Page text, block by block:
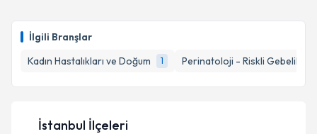
İlgili Branşlar
Kadın Hastalıkları ve Doğum
1 Perinatoloji - Riskli Gebelikler
İstanbul İlçeleri